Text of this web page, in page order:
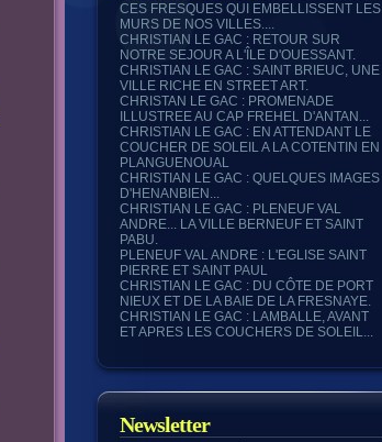
CES FRESQUES QUI EMBELLISSENT LES
MURS DE NOS VILLES....
CHRISTIAN LE GAC : RETOUR SUR
NOTRE SEJOUR A L'ÎLE D'OUESSANT.
CHRISTIAN LE GAC : SAINT BRIEUC, UNE
VILLE RICHE EN STREET ART.
CHRISTAN LE GAC : PROMENADE
ILLUSTREE AU CAP FREHEL D'ANTAN...
CHRISTIAN LE GAC : EN ATTENDANT LE
COUCHER DE SOLEIL A LA COTENTIN EN
PLANGUENOUAL
CHRISTIAN LE GAC : QUELQUES IMAGES
D'HENANBIEN...
CHRISTIAN LE GAC : PLENEUF VAL
ANDRE... LA VILLE BERNEUF ET SAINT
PABU.
PLENEUF VAL ANDRE : L'EGLISE SAINT
PIERRE ET SAINT PAUL
CHRISTIAN LE GAC : DU CÔTE DE PORT
NIEUX ET DE LA BAIE DE LA FRESNAYE.
CHRISTIAN LE GAC : LAMBALLE, AVANT
ET APRES LES COUCHERS DE SOLEIL...
Newsletter